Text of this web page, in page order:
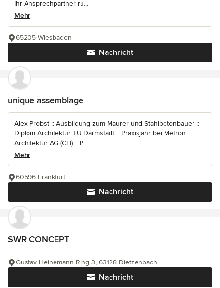
Ihr Ansprechpartner ru...
Mehr
Nachricht
65205 Wiesbaden
unique assemblage
Alex Probst :: Ausbildung zum Maurer und Stahlbetonbauer ::
Diplom Architektur TU Darmstadt :: Praxisjahr bei Metron
Architektur AG (CH) :: P...
Mehr
Nachricht
60596 Frankfurt
SWR CONCEPT
Nachricht
Gustav Heinemann Ring 3, 63128 Dietzenbach